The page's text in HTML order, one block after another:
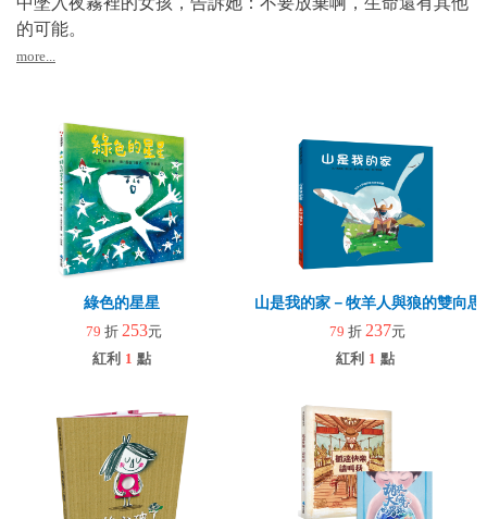
的可能。
more...
綠色的星星
79 折 253元
紅利 1 點
山是我的家－牧羊人與狼的雙向思
79 折 237元
紅利 1 點